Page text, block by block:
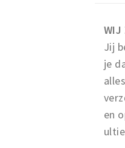
WIJ
Jij
je
en